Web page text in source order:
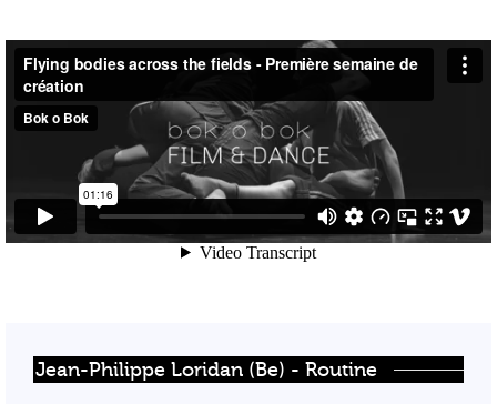
Jean-Philippe Loridan (Be) - Routine